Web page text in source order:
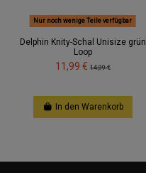
Nur noch wenige Teile verfügbar
Delphin Knity-Schal Unisize grün
Loop
11,99 €14,99 €
In den Warenkorb